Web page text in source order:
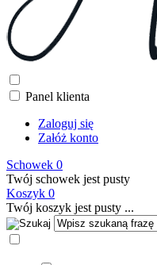
Panel klienta
Zaloguj się
Załóż konto
Schowek 0
Twój schowek jest pusty
Koszyk 0
Twój koszyk jest pusty ...